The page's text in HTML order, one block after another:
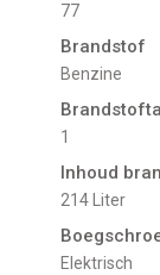
77
Brandstof
Benzine
1
Inhoud
214 Liter
Elektrisch